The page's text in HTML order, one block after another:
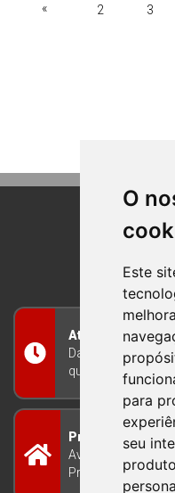
O
Este
para
seu
« 2 3
BOM
RIO
Atendimento
Das 8h às 12h e
quinta-feira, e nas
Prefeitura
Avenida Guilherme
Princípio/RS -